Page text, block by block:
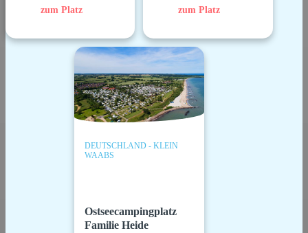
zum Platz zum Platz
DEUTSCHLAND - KLEIN
WAABS
Ostseecampingplatz
Familie Heide